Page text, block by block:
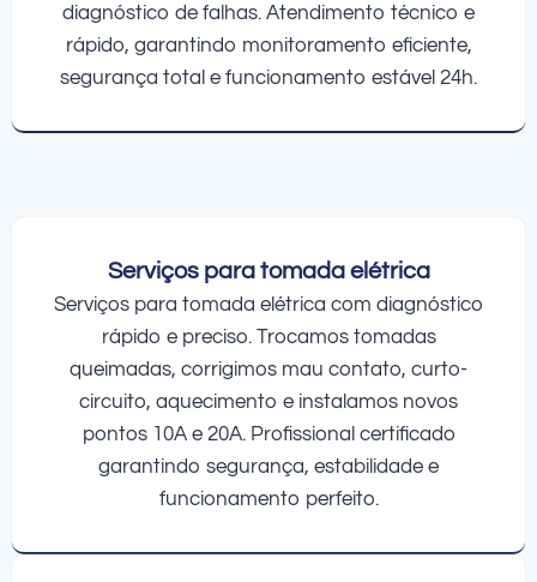
diagnóstico de falhas. Atendimento técnico e
rápido, garantindo monitoramento eficiente,
segurança total e funcionamento estável 24h.
Serviços para tomada elétrica
Serviços para tomada elétrica com diagnóstico
rápido e preciso. Trocamos tomadas
queimadas, corrigimos mau contato, curto-
circuito, aquecimento e instalamos novos
pontos 10A e 20A. Profissional certificado
garantindo segurança, estabilidade e
funcionamento perfeito.